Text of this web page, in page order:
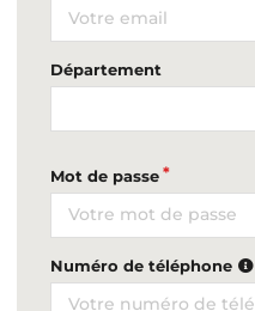
Département
Mot de passe
Numéro de téléphone